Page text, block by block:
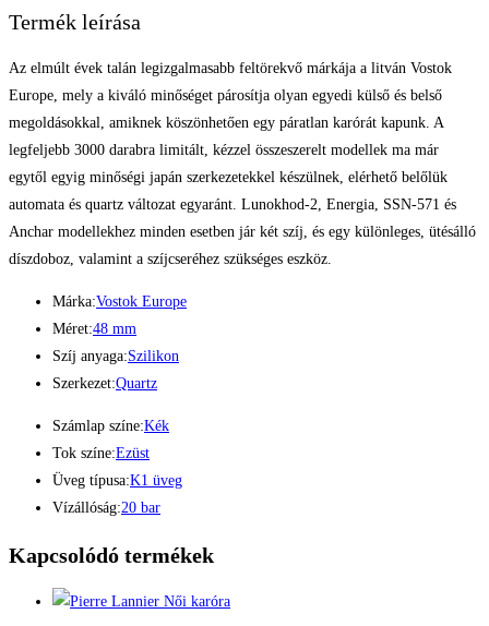
Termék leírása
Az elmúlt évek talán legizgalmasabb feltörekvő márkája a litván Vostok
Europe, mely a kiváló minőséget párosítja olyan egyedi külső és belső
megoldásokkal, amiknek köszönhetően egy páratlan karórát kapunk. A
legfeljebb 3000 darabra limitált, kézzel összeszerelt modellek ma már
egytől egyig minőségi japán szerkezetekkel készülnek, elérhető belőlük
automata és quartz változat egyaránt. Lunokhod-2, Energia, SSN-571 és
Anchar modellekhez minden esetben jár két szíj, és egy különleges, ütésálló
díszdoboz, valamint a szíjcseréhez szükséges eszköz.
Márka:Vostok Europe
Méret:48 mm
Szíj anyaga:Szilikon
Szerkezet:Quartz
Számlap színe:Kék
Tok színe:Ezüst
Üveg típusa:K1 üveg
Vízállóság:20 bar
Kapcsolódó termékek